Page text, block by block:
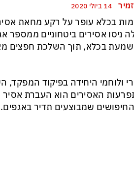
14 ביולי 2020
בכלא עופר על רקע מחאת
ניסו אסירים ביטחוניים
בכלא, תוך השלכת חפצים
ולוחמי היחידה בפיקוד
האסירים הוא העברת אסיר
שמבוצעים תדיר באגפים.